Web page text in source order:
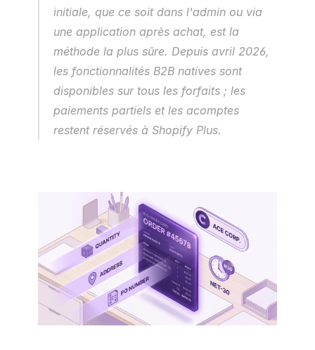
initiale, que ce soit dans l'admin ou via
une application après achat, est la
méthode la plus sûre. Depuis avril 2026,
les fonctionnalités B2B natives sont
disponibles sur tous les forfaits ; les
paiements partiels et les acomptes
restent réservés à Shopify Plus.